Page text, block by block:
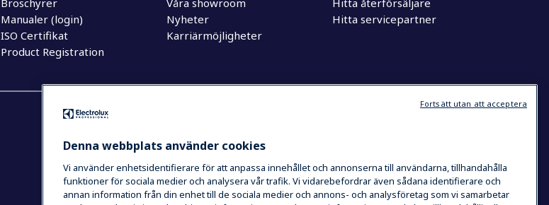
Broschyrer
Manualer (login)
ISO Certifikat
Product Registration
Våra showroom
Nyheter
Karriärmöjligheter
Hitta återförsäljare
Hitta servicepartner
Denna webbplats använder cookies
Vi använder enhetsidentifierare för att anpassa innehållet och annonserna till användarna, tillhandahålla
funktioner för sociala medier och analysera vår trafik. Vi vidarebefordrar även sådana identifierare och
annan information från din enhet till de sociala medier och annons- och analysföretag som vi samarbetar
Fortsätt utan att acceptera